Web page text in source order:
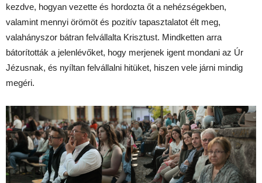
kezdve, hogyan vezette és hordozta őt a nehézségekben,
valamint mennyi örömöt és pozitív tapasztalatot élt meg,
valahányszor bátran felvállalta Krisztust. Mindketten arra
bátorították a jelenlévőket, hogy merjenek igent mondani az Úr
Jézusnak, és nyíltan felvállalni hitüket, hiszen vele járni mindig
megéri.